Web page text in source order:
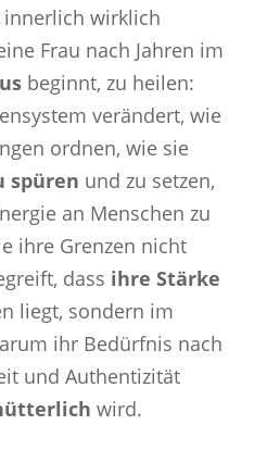
wirklich
Frau nach Jahren im
beginnt, zu heilen:
verändert, wie
ordnen, wie sie
spüren und zu setzen,
an Menschen zu
ihre Grenzen nicht
dass ihre Stärke
liegt, sondern im
ihr Bedürfnis nach
und Authentizität
wird.